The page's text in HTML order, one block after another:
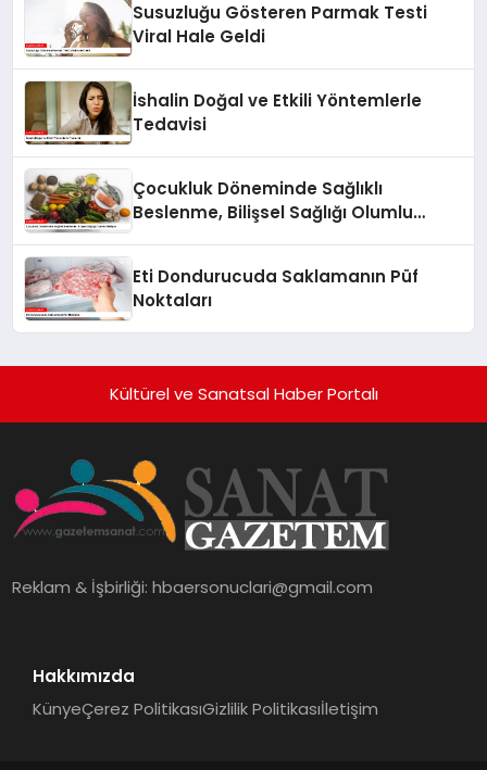
Susuzluğu Gösteren Parmak Testi
Viral Hale Geldi
İshalin Doğal ve Etkili Yöntemlerle
Tedavisi
Çocukluk Döneminde Sağlıklı
Beslenme, Bilişsel Sağlığı Olumlu
Eti Dondurucuda Saklamanın Püf
Noktaları
Kültürel ve Sanatsal Haber Portalı
Reklam & İşbirliği:hbaersonuclari@gmail.com
Hakkımızda
KünyeÇerez PolitikasıGizlilik Politikasıİletişim